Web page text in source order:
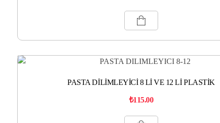
PASTA DİLİMLEYİCİ 8 Lİ VE 12 Lİ PLASTİK
₺115.00